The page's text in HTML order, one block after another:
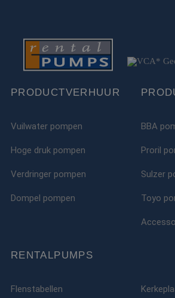
PRODUCTVERHUUR
Vuilwater pompen
Hoge druk pompen
Verdringer pompen
Dompel pompen
BBA
Proril
Sulzer
Toyo
RENTALPUMPS
Flenstabellen